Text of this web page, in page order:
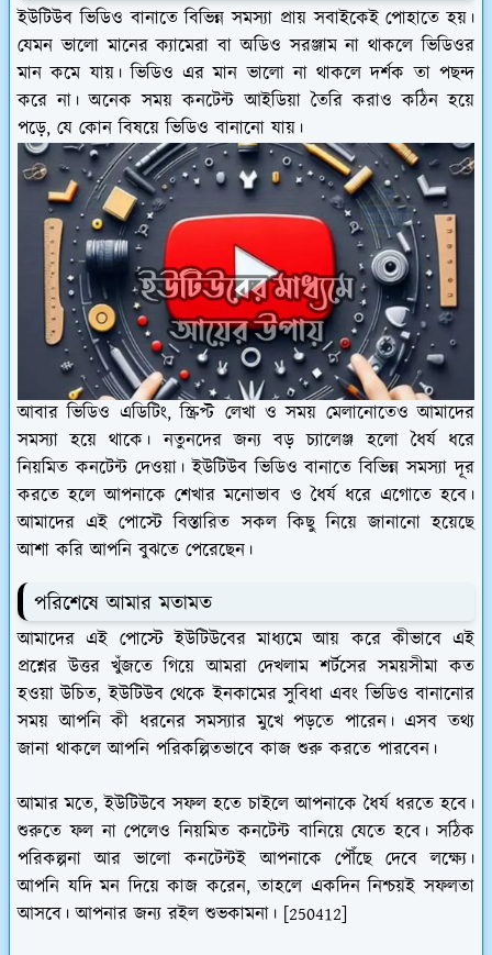
ইউটিউব ভিডিও বানাতে বিভিন্ন সমস্যা প্রায় সবাইকেই পোহাতে হয়।
যেমন ভালো মানের ক্যামেরা বা অডিও সরঞ্জাম না থাকলে ভিডিওর
মান কমে যায়। ভিডিও এর মান ভালো না থাকলে দর্শক তা পছন্দ
করে না। অনেক সময় কনটেন্ট আইডিয়া তৈরি করাও কঠিন হয়ে
পড়ে, যে কোন বিষয়ে ভিডিও বানানো যায়।
আবার ভিডিও এডিটিং, স্ক্রিপ্ট লেখা ও সময় মেলানোতেও আমাদের
সমস্যা হয়ে থাকে। নতুনদের জন্য বড় চ্যালেঞ্জ হলো ধৈর্য ধরে
নিয়মিত কনটেন্ট দেওয়া। ইউটিউব ভিডিও বানাতে বিভিন্ন সমস্যা দূর
করতে হলে আপনাকে শেখার মনোভাব ও ধৈর্য ধরে এগোতে হবে।
আমাদের এই পোস্টে বিস্তারিত সকল কিছু নিয়ে জানানো হয়েছে
আশা করি আপনি বুঝতে পেরেছেন।
পরিশেষে আমার মতামত
আমাদের এই পোস্টে ইউটিউবের মাধ‍্যমে আয় করে কীভাবে এই
প্রশ্নের উত্তর খুঁজতে গিয়ে আমরা দেখলাম শর্টসের সময়সীমা কত
হওয়া উচিত, ইউটিউব থেকে ইনকামের সুবিধা এবং ভিডিও বানানোর
সময় আপনি কী ধরনের সমস্যার মুখে পড়তে পারেন। এসব তথ্য
জানা থাকলে আপনি পরিকল্পিতভাবে কাজ শুরু করতে পারবেন।
আমার মতে, ইউটিউবে সফল হতে চাইলে আপনাকে ধৈর্য ধরতে হবে।
শুরুতে ফল না পেলেও নিয়মিত কনটেন্ট বানিয়ে যেতে হবে। সঠিক
পরিকল্পনা আর ভালো কনটেন্টই আপনাকে পৌঁছে দেবে লক্ষ্যে।
আপনি যদি মন দিয়ে কাজ করেন, তাহলে একদিন নিশ্চয়ই সফলতা
আসবে। আপনার জন্য রইল শুভকামনা। [250412]